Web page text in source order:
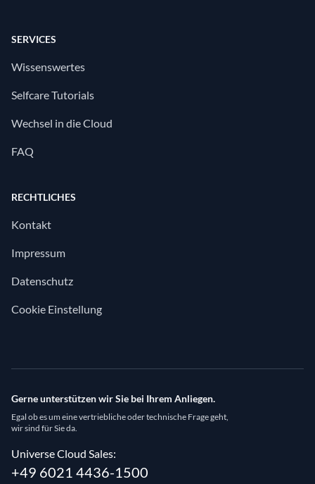
SERVICES
Wissenswertes
Selfcare Tutorials
Wechsel in die Cloud
FAQ
RECHTLICHES
Kontakt
Impressum
Datenschutz
Cookie Einstellung
Gerne unterstützen wir Sie bei Ihrem Anliegen.
Egal ob es um eine vertriebliche oder technische Frage geht,
wir sind für Sie da.
Universe Cloud Sales:
+49 6021 4436-1500